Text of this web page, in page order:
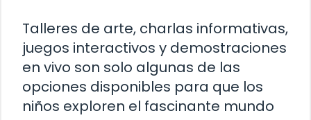
Talleres de arte, charlas informativas,
juegos interactivos y demostraciones
en vivo son solo algunas de las
opciones disponibles para que los
niños exploren el fascinante mundo